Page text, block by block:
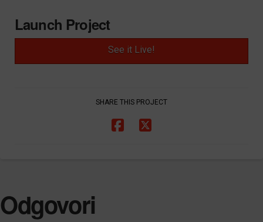
Launch Project
See it Live!
SHARE THIS PROJECT
Odgovori